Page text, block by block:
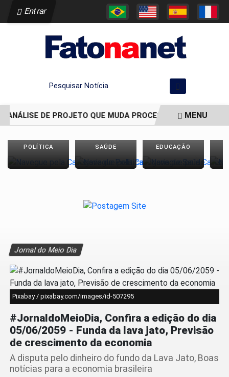
Entrar
Pesquisar Notícia
DE PROJETO QUE MUDA PROCESSO DE MENU
POLÍTICA SAÚDE EDUCAÇÃO
Jornal do Meio Dia
Pixabay / pixabay.com/images/id-507295
#JornaldoMeioDia, Confira a edição do dia
05/06/2059 - Funda da lava jato, Previsão
de crescimento da economia
A disputa pelo dinheiro do fundo da Lava Jato, Boas
notícias para a economia brasileira